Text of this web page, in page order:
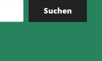
Suchen